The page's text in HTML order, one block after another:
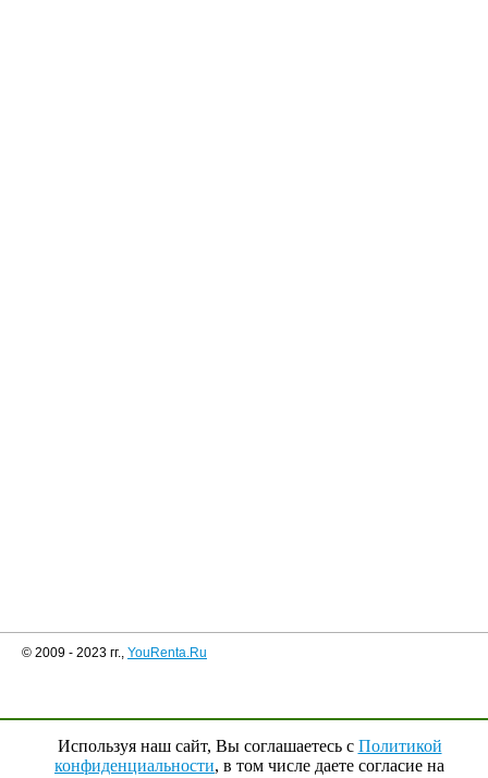
© 2009 - 2023 гг., YouRenta.Ru
Используя наш сайт, Вы соглашаетесь с Политикой
конфиденциальности, в том числе даете согласие на